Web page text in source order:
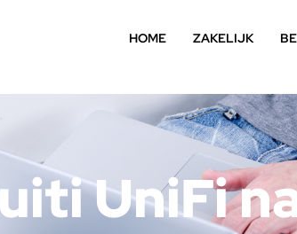
HOME ZAKELIJK
UniFi